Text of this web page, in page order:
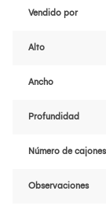
Vendido por
Alto
Ancho
Profundidad
Número de cajones
Observaciones